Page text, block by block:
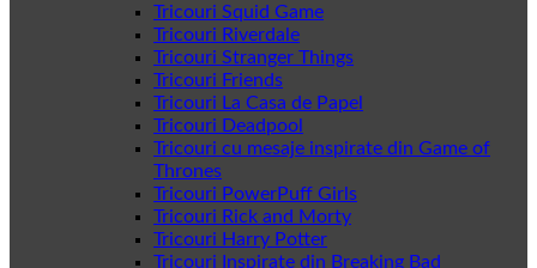
Tricouri Squid Game
Tricouri Riverdale
Tricouri Stranger Things
Tricouri Friends
Tricouri La Casa de Papel
Tricouri Deadpool
Tricouri cu mesaje inspirate din Game of
Thrones
Tricouri PowerPuff Girls
Tricouri Rick and Morty
Tricouri Harry Potter
Tricouri Inspirate din Breaking Bad